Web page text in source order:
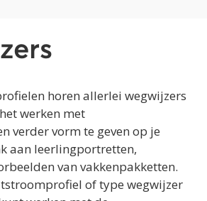
horen allerlei wegwijzers
werken met
verder vorm te geven op je
aan leerlingportretten,
van vakkenpakketten.
of type wegwijzer